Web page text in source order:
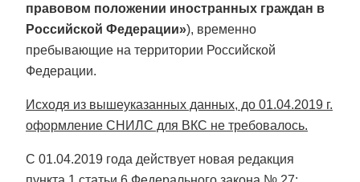
правовом положении иностранных граждан в
Российской Федерации»), временно
пребывающие на территории Российской
Федерации.
Исходя из вышеуказанных данных, до 01.04.2019 г.
оформление СНИЛС для ВКС не требовалось.
С 01.04.2019 года действует новая редакция